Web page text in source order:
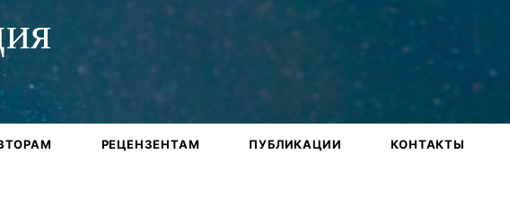
РЕЦЕНЗЕНТАМ ПУБЛИКАЦИИ КОНТАКТЫ